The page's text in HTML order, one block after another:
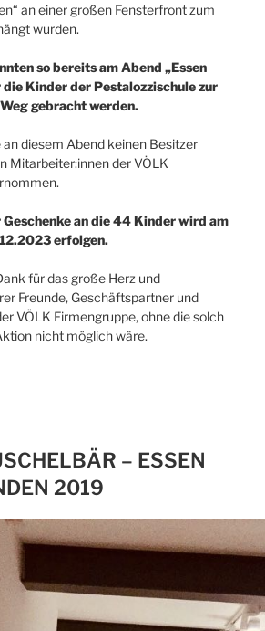
an einer großen Fensterfront zum
wurden.
so bereits am Abend „Essen
Kinder der Pestalozzischule zur
gebracht werden.
diesem Abend keinen Besitzer
Mitarbeiter:innen der VÖLK
an die 44 Kinder wird am
erfolgen.
für das große Herz und
Freunde, Geschäftspartner und
VÖLK Firmengruppe, ohne die solch
nicht möglich wäre.
– ESSEN
2019